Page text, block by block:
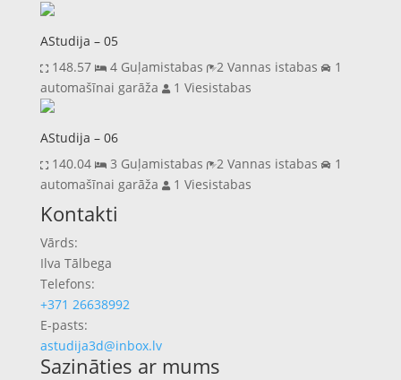
AStudija – 05
148.57
4 Guļamistabas 2 Vannas istabas 1
automašīnai garāža
1 Viesistabas
AStudija – 06
140.04
3 Guļamistabas 2 Vannas istabas 1
automašīnai garāža
1 Viesistabas
Previous
Next
Kontakti
Vārds:
Ilva Tālbega
Telefons:
+371 26638992
E-pasts:
astudija3d@inbox.lv
Sazināties ar mums